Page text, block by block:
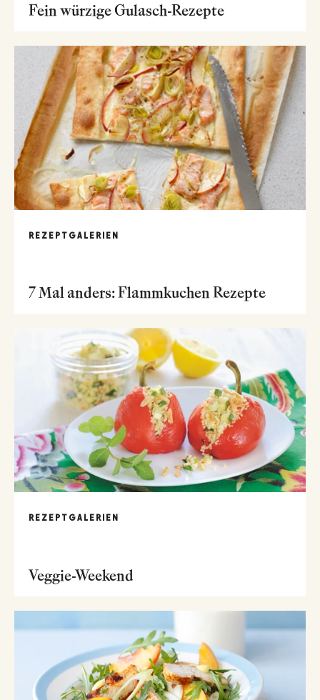
Fein würzige Gulasch-Rezepte
REZEPTGALERIEN
7 Mal anders: Flammkuchen Rezepte
REZEPTGALERIEN
Veggie-Weekend